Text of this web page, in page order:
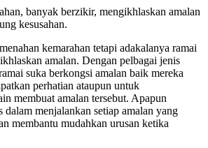
banyak berzikir, mengikhlaskan amalan
kesusahan.
kemarahan tetapi adakalanya ramai
amalan. Dengan pelbagai jenis
suka berkongsi amalan baik mereka
perhatian ataupun untuk
membuat amalan tersebut. Apapun
menjalankan setiap amalan yang
membantu mudahkan urusan ketika